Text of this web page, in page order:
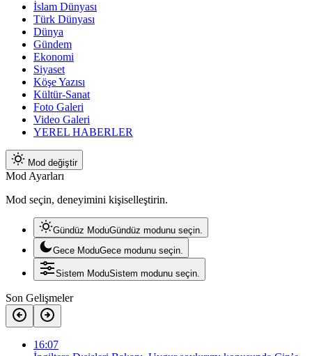
İslam Dünyası
Türk Dünyası
Dünya
Gündem
Ekonomi
Siyaset
Köşe Yazısı
Kültür-Sanat
Foto Galeri
Video Galeri
YEREL HABERLER
Mod değiştir
Mod Ayarları
Mod seçin, deneyimini kişiselleştirin.
Gündüz ModuGündüz modunu seçin.
Gece ModuGece modunu seçin.
Sistem ModuSistem modunu seçin.
Son Gelişmeler
16:07